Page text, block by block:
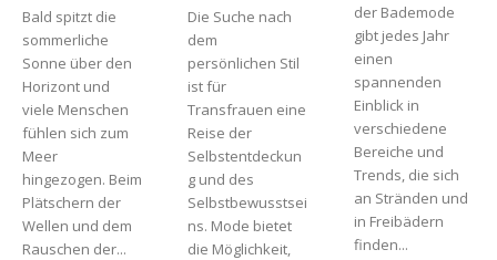
Bald spitzt die
sommerliche
Sonne über den
Horizont und
viele Menschen
fühlen sich zum
Meer
hingezogen. Beim
Plätschern der
Wellen und dem
Rauschen der...
Die Suche nach
dem
persönlichen Stil
ist für
Transfrauen eine
Reise der
Selbstentdeckun
g und des
Selbstbewusstsei
ns. Mode bietet
die Möglichkeit,
der Bademode
gibt jedes Jahr
einen
spannenden
Einblick in
verschiedene
Bereiche und
Trends, die sich
an Stränden und
in Freibädern
finden...